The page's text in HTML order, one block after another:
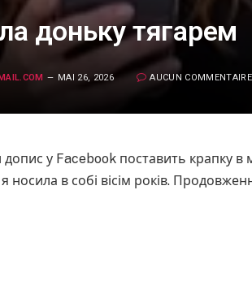
доньку тягарем
MAI 26, 2026 AUCUN COMMENTAIRE
у Facebook поставить крапку в
носила в собі вісім років.